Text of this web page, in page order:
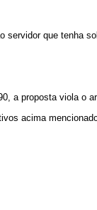
servidor que tenha
a proposta viola o
acima